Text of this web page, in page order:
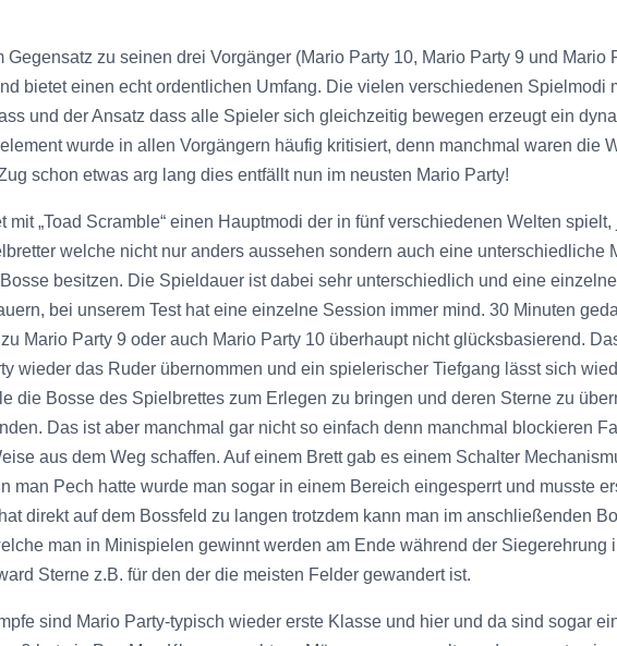
Gegensatz zu seinen drei Vorgänger (Mario Party 10, Mario Party 9 und Mario
bietet einen echt ordentlichen Umfang. Die vielen verschiedenen Spielmodi
und der Ansatz dass alle Spieler sich gleichzeitig bewegen erzeugt ein
wurde in allen Vorgängern häufig kritisiert, denn manchmal waren die
schon etwas arg lang dies entfällt nun im neusten Mario Party!
mit „Toad Scramble“ einen Hauptmodi der in fünf verschiedenen Welten spielt,
welche nicht nur anders aussehen sondern auch eine unterschiedliche
besitzen. Die Spieldauer ist dabei sehr unterschiedlich und eine
bei unserem Test hat eine einzelne Session immer mind. 30 Minuten
Mario Party 9 oder auch Mario Party 10 überhaupt nicht glücksbasierend.
wieder das Ruder übernommen und ein spielerischer Tiefgang lässt sich
die Bosse des Spielbrettes zum Erlegen zu bringen und deren Sterne zu
Das ist aber manchmal gar nicht so einfach denn manchmal blockieren
aus dem Weg schaffen. Auf einem Brett gab es einem Schalter
man Pech hatte wurde man sogar in einem Bereich eingesperrt und musste
direkt auf dem Bossfeld zu langen trotzdem kann man im anschließenden
man in Minispielen gewinnt werden am Ende während der
Sterne z.B. für den der die meisten Felder gewandert ist.
sind Mario Party-typisch wieder erste Klasse und hier und da sind sogar